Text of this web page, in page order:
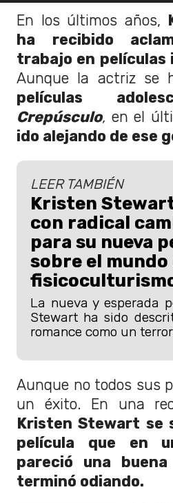
En los últimos años,
ha recibido
trabajo en películas
Aunque la actriz se
películas
Crepúsculo, en el
ido alejando de ese
LEER TAMBIÉN
Kristen
con radical
para su nueva
sobre el mundo
La nueva y esperada
Stewart ha sido
romance como un
Aunque no todos sus
un éxito. En una
Kristen Stewart se
película que en
pareció una
terminó odiando.